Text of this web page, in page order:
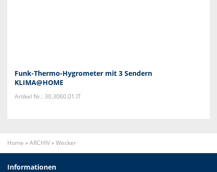
Funk-Thermo-Hygrometer mit 3 Sendern
KLIMA@HOME
Artikel Nr.: 30.3060.01.IT
Home »ARCHIV»Wecker
Informationen